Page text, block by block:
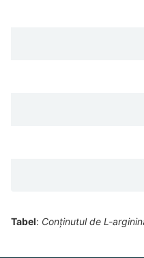
Tabel: Conținutul de L-